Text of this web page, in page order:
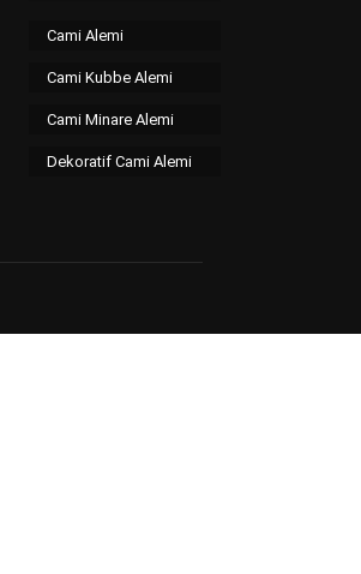
Cami Alemi
Cami Kubbe Alemi
Cami Minare Alemi
Dekoratif Cami Alemi